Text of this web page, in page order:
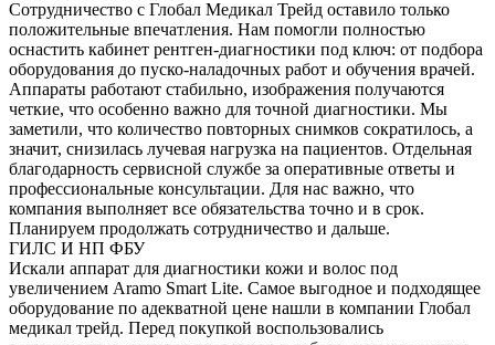
Сотрудничество с Глобал Медикал Трейд оставило только
положительные впечатления. Нам помогли полностью
оснастить кабинет рентген-диагностики под ключ: от подбора
оборудования до пуско-наладочных работ и обучения врачей.
Аппараты работают стабильно, изображения получаются
четкие, что особенно важно для точной диагностики. Мы
заметили, что количество повторных снимков сократилось, а
значит, снизилась лучевая нагрузка на пациентов. Отдельная
благодарность сервисной службе за оперативные ответы и
профессиональные консультации. Для нас важно, что
компания выполняет все обязательства точно и в срок.
Планируем продолжать сотрудничество и дальше.
ГИЛС И НП ФБУ
Искали аппарат для диагностики кожи и волос под
увеличением Aramo Smart Lite. Самое выгодное и подходящее
оборудование по адекватной цене нашли в компании Глобал
медикал трейд. Перед покупкой воспользовались